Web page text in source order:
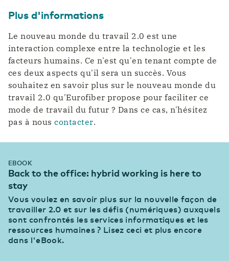
Plus d'informations
Le nouveau monde du travail 2.0 est une
interaction complexe entre la technologie et les
facteurs humains. Ce n'est qu'en tenant compte de
ces deux aspects qu'il sera un succès. Vous
souhaitez en savoir plus sur le nouveau monde du
travail 2.0 qu'Eurofiber propose pour faciliter ce
mode de travail du futur ? Dans ce cas, n'hésitez
pas à nouscontacter.
EBOOK
Back to the office: hybrid working is here to
stay
Vous voulez en savoir plus sur la nouvelle façon de
travailler 2.0 et sur les défis (numériques) auxquels
sont confrontés les services informatiques et les
ressources humaines ? Lisez ceci et plus encore
dans l'eBook.